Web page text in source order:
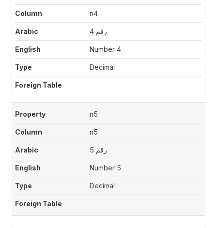
n4
رقم 4
Number 4
Decimal
n5
n5
رقم 5
Number 5
Decimal